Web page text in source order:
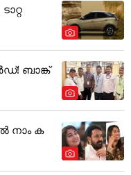
ബാങ്ക്
നാം ക